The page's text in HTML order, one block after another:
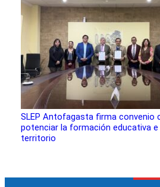
SLEP Antofagasta firma convenio
potenciar la formación educativa e
territorio